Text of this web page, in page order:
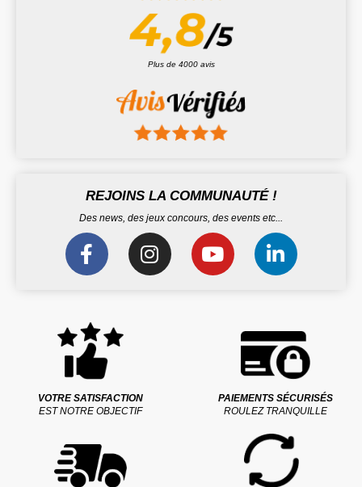
Plus de 4000 avis
REJOINS LA COMMUNAUTÉ !
Des news, des jeux concours, des events etc...
VOTRE SATISFACTION
EST NOTRE OBJECTIF
PAIEMENTS SÉCURISÉS
ROULEZ TRANQUILLE